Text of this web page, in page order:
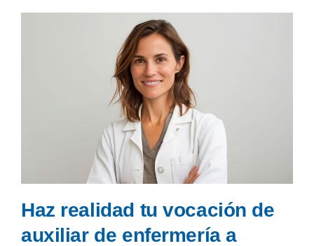
Haz realidad tu vocación de
auxiliar de enfermería a